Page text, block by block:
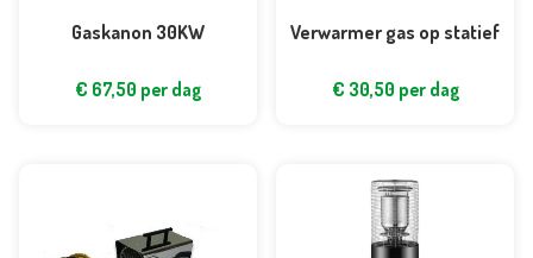
Gaskanon 30KW
€ 67,50 per dag
Verwarmer gas op statief
€ 30,50 per dag